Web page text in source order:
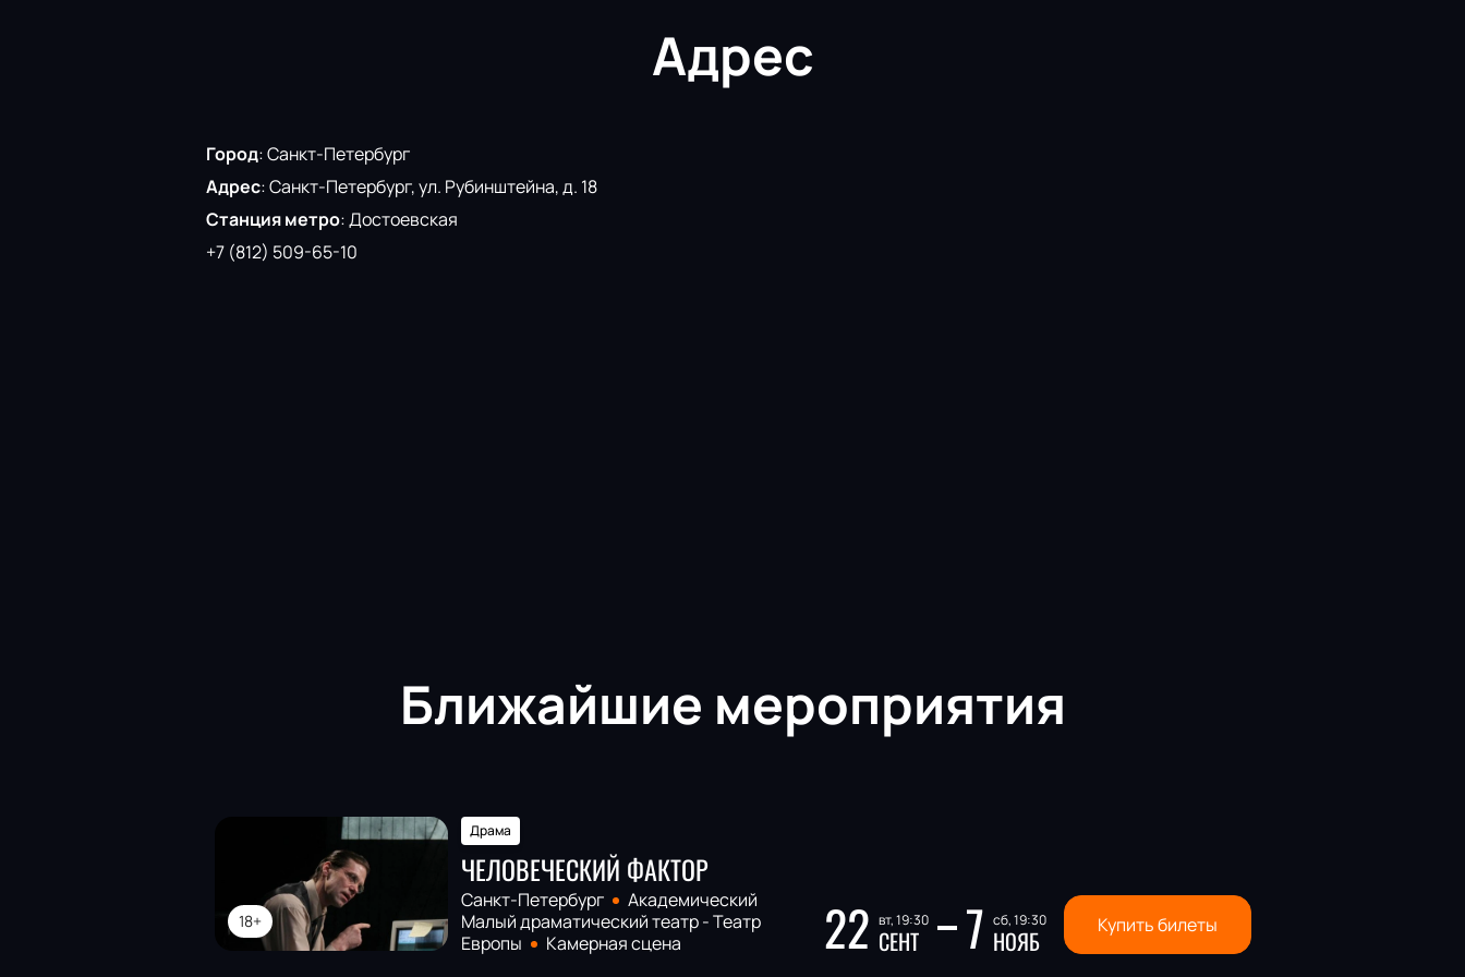
Анастасия Рождественская, Виктор Яковенко, Михаил Батуев, Денис Ищенко, Ярослав Васильев
Адрес
Город:Санкт-Петербург
Адрес:Санкт-Петербург, ул. Рубинштейна, д. 18
Станция метро:Достоевская
+7 (812) 509-65-10
Ближайшие мероприятия
18+
Драма
ЧЕЛОВЕЧЕСКИЙ ФАКТОР
Санкт-Петербург
Академический
Малый драматический театр - Театр
Европы
Камерная сцена 22 вт, 19:30
СЕНТ 7 сб, 19:30
НОЯБ Купить билеты